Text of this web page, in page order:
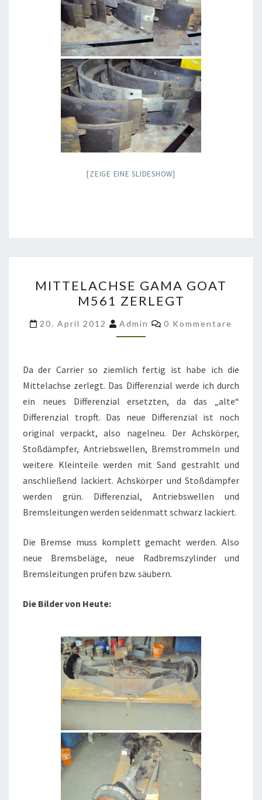
[ZEIGE EINE SLIDESHOW]
GAMA
GOAT
M561
ZERLEGT
MITTELACHSE GAMA GOAT
M561 ZERLEGT
20. April 2012 Admin Kommentare
0 Kommentare
Da der Carrier so ziemlich fertig ist habe ich die
Mittelachse zerlegt. Das Differenzial werde ich durch
ein neues Differenzial ersetzten, da das „alte“
Differenzial tropft. Das neue Differenzial ist noch
original verpackt, also nagelneu. Der Achskörper,
Stoßdämpfer, Antriebswellen, Bremstrommeln und
weitere Kleinteile werden mit Sand gestrahlt und
anschließend lackiert. Achskörper und Stoßdämpfer
werden grün. Differenzial, Antriebswellen und
Bremsleitungen werden seidenmatt schwarz lackiert.
Die Bremse muss komplett gemacht werden. Also
neue Bremsbeläge, neue Radbremszylinder und
Bremsleitungen prüfen bzw. säubern.
Die Bilder von Heute: